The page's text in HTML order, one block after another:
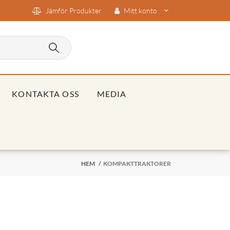
Jämför Produkter Mitt konto
KONTAKTA OSS MEDIA
HEM / KOMPAKTTRAKTORER